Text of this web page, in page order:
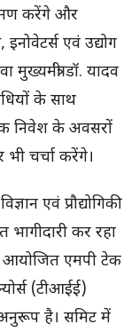
करेंगे और
एवं उद्योग
मुख्यमंत्री डॉ. यादव
के साथ
निवेश के अवसरों
चर्चा करेंगे।
एवं प्रौद्योगिकी
कर रहा
आयोजित एमपी टेक
(टीआईई)
है। समिट में